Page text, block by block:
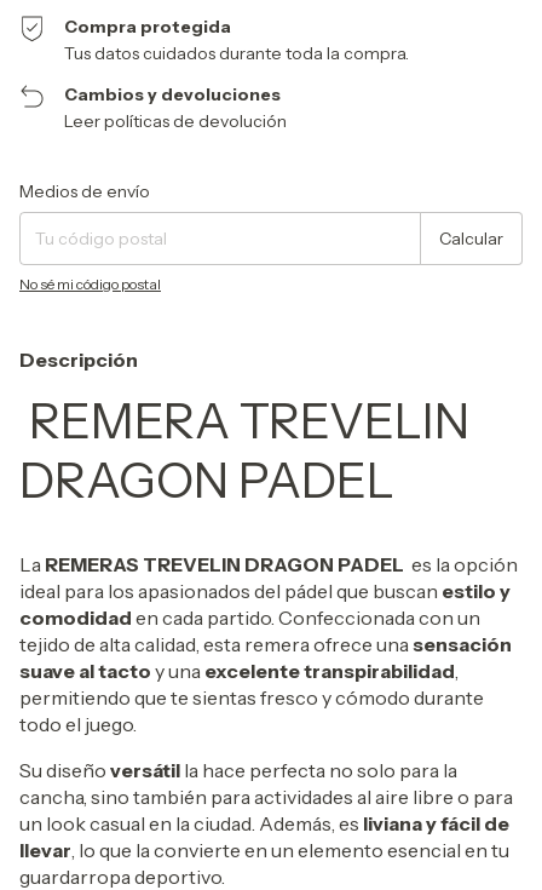
Compra protegida
Tus datos cuidados durante toda la compra.
Cambios y devoluciones
Leer políticas de devolución
Entregas para el CP:
Medios de envío
Calcular
No sé mi código postal
Descripción
REMERA TREVELIN
DRAGON PADEL
La REMERAS TREVELIN DRAGON PADEL es la opción
ideal para los apasionados del pádel que buscan estilo y
comodidad en cada partido. Confeccionada con un
tejido de alta calidad, esta remera ofrece una sensación
suave al tacto y una excelente transpirabilidad
permitiendo que te sientas fresco y cómodo durante
todo el juego.
Su diseño versátil la hace perfecta no solo para la
cancha, sino también para actividades al aire libre o para
un look casual en la ciudad. Además, es liviana y fácil de
llevar , lo que la convierte en un elemento esencial en tu
guardarropa deportivo.